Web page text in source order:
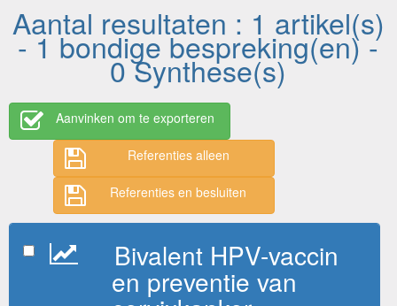
Aantal resultaten : 1 artikel(s)
- 1 bondige bespreking(en) -
0 Synthese(s)
Aanvinken om te exporteren
Referenties alleen
Referenties en besluiten
Bivalent HPV-vaccin
en preventie van